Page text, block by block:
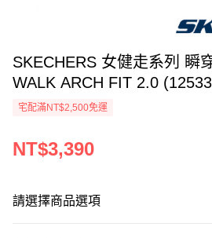
SKECHERS 女健走系列 瞬
WALK ARCH FIT 2.0
宅配滿NT$2,500免運
NT$3,390
請選擇商品選項